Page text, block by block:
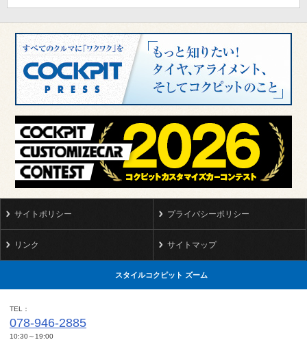
サイトポリシー プライバシーポリシー
リンク サイトマップ
スタイルコクピット ズーム
TEL
078-946-2885
10:30～19:00